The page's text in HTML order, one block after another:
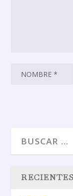
RECIENTES